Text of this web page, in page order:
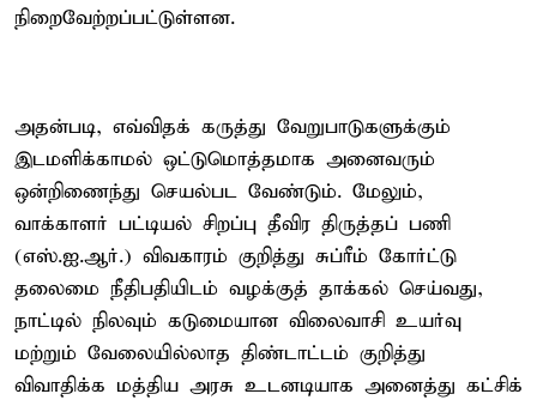
நிறைவேற்றப்பட்டுள்ளன.
அதன்படி, எவ்விதக் கருத்து வேறுபாடுகளுக்கும்
இடமளிக்காமல் ஒட்டுமொத்தமாக அனைவரும்
ஒன்றிணைந்து செயல்பட வேண்டும். மேலும்,
வாக்காளர் பட்டியல் சிறப்பு தீவிர திருத்தப் பணி
(எஸ்.ஐ.ஆர்.) விவகாரம் குறித்து சுப்ரீம் கோர்ட்டு
தலைமை நீதிபதியிடம் வழக்குத் தாக்கல் செய்வது,
நாட்டில் நிலவும் கடுமையான விலைவாசி உயர்வு
மற்றும் வேலையில்லாத திண்டாட்டம் குறித்து
விவாதிக்க மத்திய அரசு உடனடியாக அனைத்து கட்சிக்